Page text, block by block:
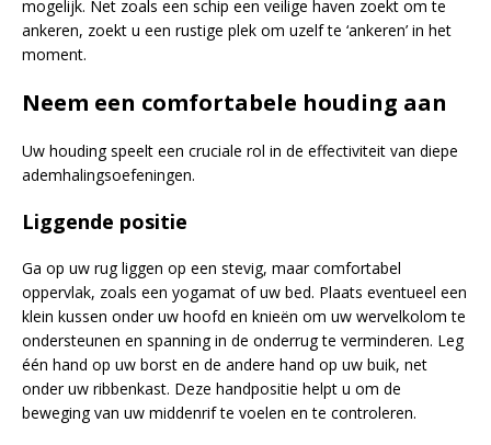
mogelijk. Net zoals een schip een veilige haven zoekt om te
ankeren, zoekt u een rustige plek om uzelf te ‘ankeren’ in het
moment.
Neem een comfortabele houding aan
Uw houding speelt een cruciale rol in de effectiviteit van diepe
ademhalingsoefeningen.
Liggende positie
Ga op uw rug liggen op een stevig, maar comfortabel
oppervlak, zoals een yogamat of uw bed. Plaats eventueel een
klein kussen onder uw hoofd en knieën om uw wervelkolom te
ondersteunen en spanning in de onderrug te verminderen. Leg
één hand op uw borst en de andere hand op uw buik, net
onder uw ribbenkast. Deze handpositie helpt u om de
beweging van uw middenrif te voelen en te controleren.